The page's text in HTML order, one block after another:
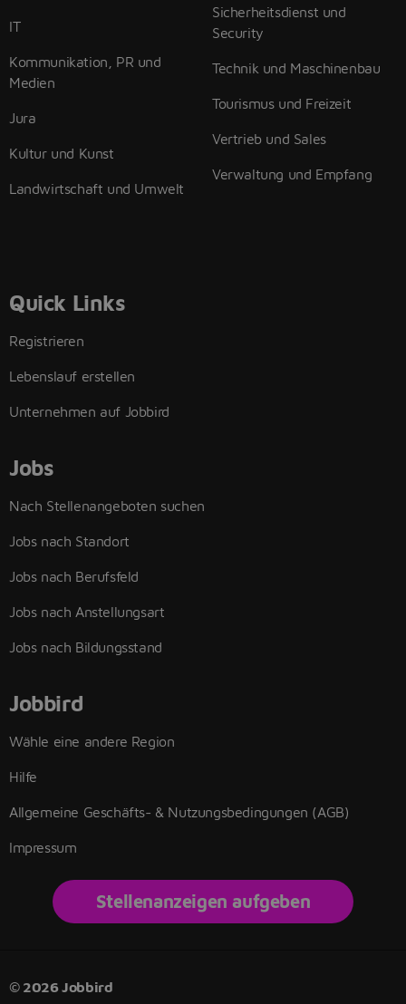
IT
Kommunikation, PR und
Medien
Jura
Kultur und Kunst
Landwirtschaft und Umwelt
Sicherheitsdienst und
Security
Technik und Maschinenbau
Tourismus und Freizeit
Vertrieb und Sales
Verwaltung und Empfang
Quick Links
Registrieren
Lebenslauf erstellen
Unternehmen auf Jobbird
Jobs
Nach Stellenangeboten suchen
Jobs nach Standort
Jobs nach Berufsfeld
Jobs nach Anstellungsart
Jobs nach Bildungsstand
Jobbird
Wähle eine andere Region
Hilfe
Allgemeine Geschäfts- & Nutzungsbedingungen (AGB)
Impressum
Stellenanzeigen aufgeben
© 2026 Jobbird